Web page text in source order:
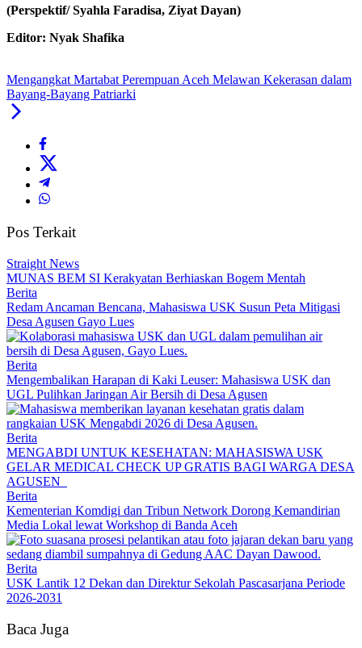
(Perspektif/ Syahla Faradisa, Ziyat Dayan)
Editor: Nyak Shafika
Mengangkat Martabat Perempuan Aceh Melawan Kekerasan dalam
Bayang-Bayang Patriarki
Pos Terkait
Straight News
MUNAS BEM SI Kerakyatan Berhiaskan Bogem Mentah
Berita
Redam Ancaman Bencana, Mahasiswa USK Susun Peta Mitigasi
Desa Agusen Gayo Lues
Berita
Mengembalikan Harapan di Kaki Leuser: Mahasiswa USK dan
UGL Pulihkan Jaringan Air Bersih di Desa Agusen
Berita
MENGABDI UNTUK KESEHATAN: MAHASISWA USK
GELAR MEDICAL CHECK UP GRATIS BAGI WARGA DESA
AGUSEN
Berita
Kementerian Komdigi dan Tribun Network Dorong Kemandirian
Media Lokal lewat Workshop di Banda Aceh
Berita
USK Lantik 12 Dekan dan Direktur Sekolah Pascasarjana Periode
2026-2031
Baca Juga